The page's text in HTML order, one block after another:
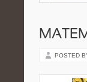
POSTED